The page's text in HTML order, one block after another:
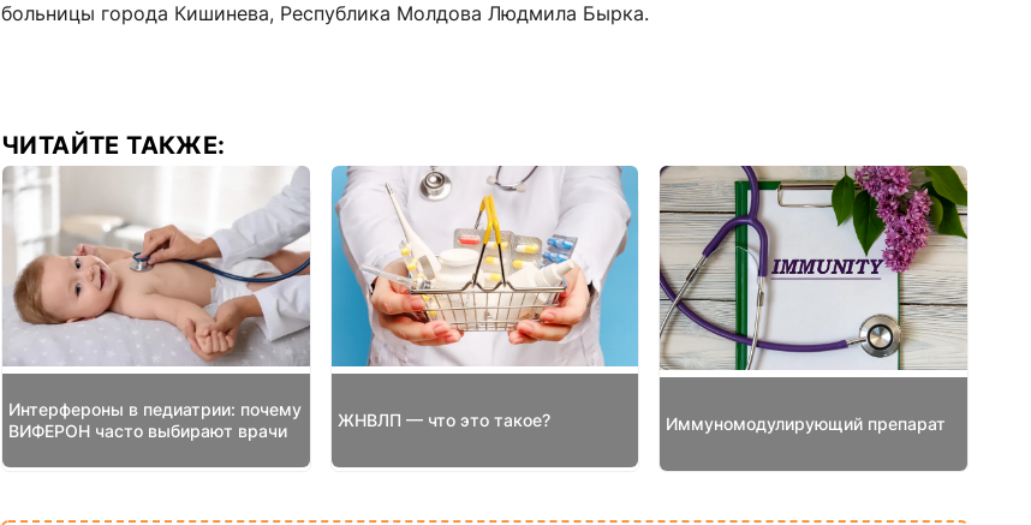
больницы города Кишинева, Республика Молдова Людмила Бырка.
ЧИТАЙТЕ ТАКЖЕ:
Интерфероны в педиатрии: почему
ВИФЕРОН часто выбирают врачи
ЖНВЛП — что это такое? Иммуномодулирующий препарат